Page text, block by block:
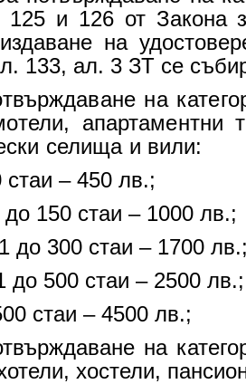
125 и 126 от Закона
на
133, ал. 3 ЗТ се
на
апартаментни
селища и вили:
стаи – 450 лв.;
до 150 стаи – 1000 лв.;
до 300 стаи – 1700
до 500 стаи – 2500 лв.;
стаи – 4500 лв.;
на
хостели,